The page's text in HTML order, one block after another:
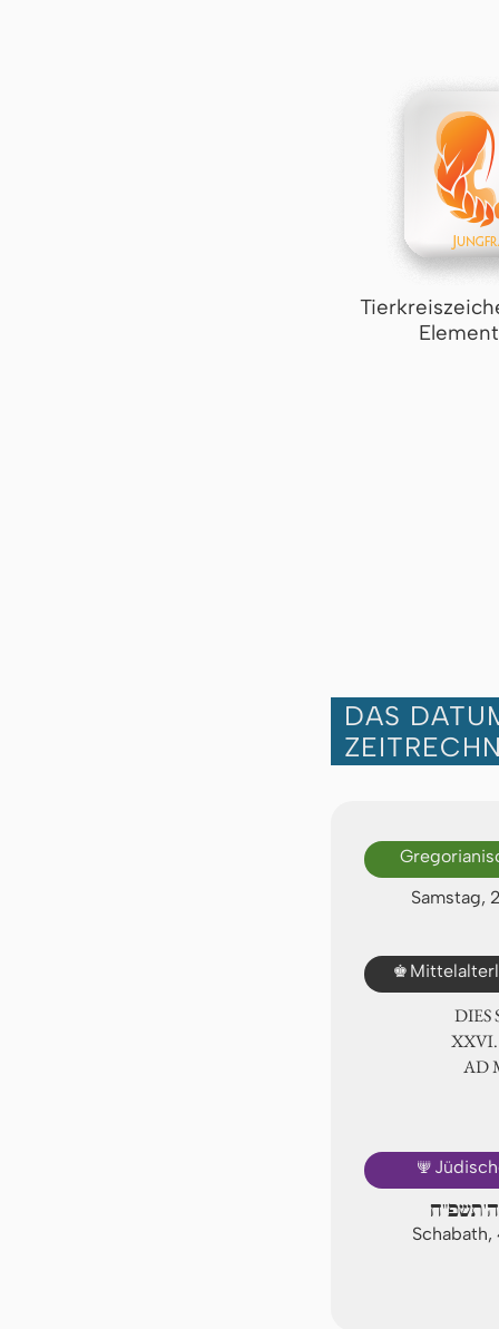
DAS
Samstag,
♚
DIES
ⅩⅩⅥ.
🕎